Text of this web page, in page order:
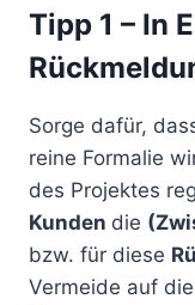
Tipp 1 – In
Sorge dafür,
reine Formalie
des Projektes
Kunden die
bzw. für diese
Vermeide auf